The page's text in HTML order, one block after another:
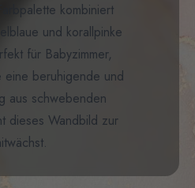
kombiniert
und korallpinke
für Babyzimmer,
eine beruhigende und
aus schwebenden
dieses Wandbild zur